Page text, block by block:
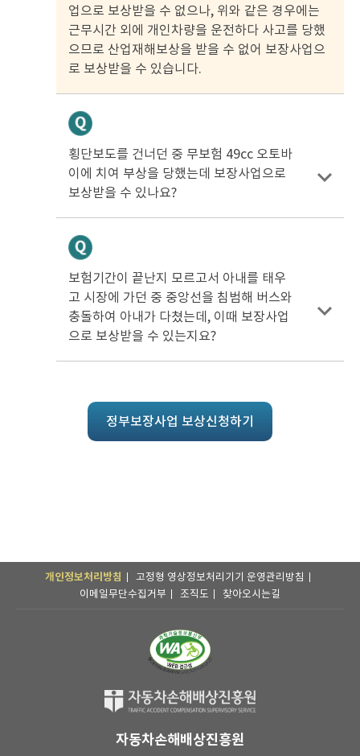
업으로 보상받을 수 없으나, 위와 같은 경우에는
근무시간 외에 개인차량을 운전하다 사고를 당했
으므로 산업재해보상을 받을 수 없어 보장사업으
로 보상받을 수 있습니다.
횡단보도를 건너던 중 무보험 49cc 오토바
이에 치여 부상을 당했는데 보장사업으로
보상받을 수 있나요?
보험기간이 끝난지 모르고서 아내를 태우
고 시장에 가던 중 중앙선을 침범해 버스와
충돌하여 아내가 다쳤는데, 이때 보장사업
으로 보상받을 수 있는지요?
정부보장사업 보상신청하기
개인정보처리방침
고정형 영상정보처리기기 운영관리방침
이메일무단수집거부
조직도 찾아오시는길
자동차손해배상진흥원